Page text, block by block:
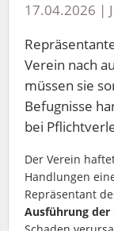
17.04.2026 |
Verein nach
müssen sie
Befugnisse
bei
Der Verein
Handlungen
Repräsentant
Ausführung der